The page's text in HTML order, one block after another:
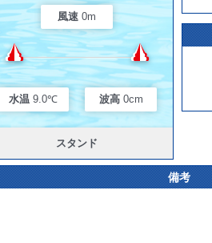
風速 0m
水温 9.0℃ 波高 0cm
スタンド
備考